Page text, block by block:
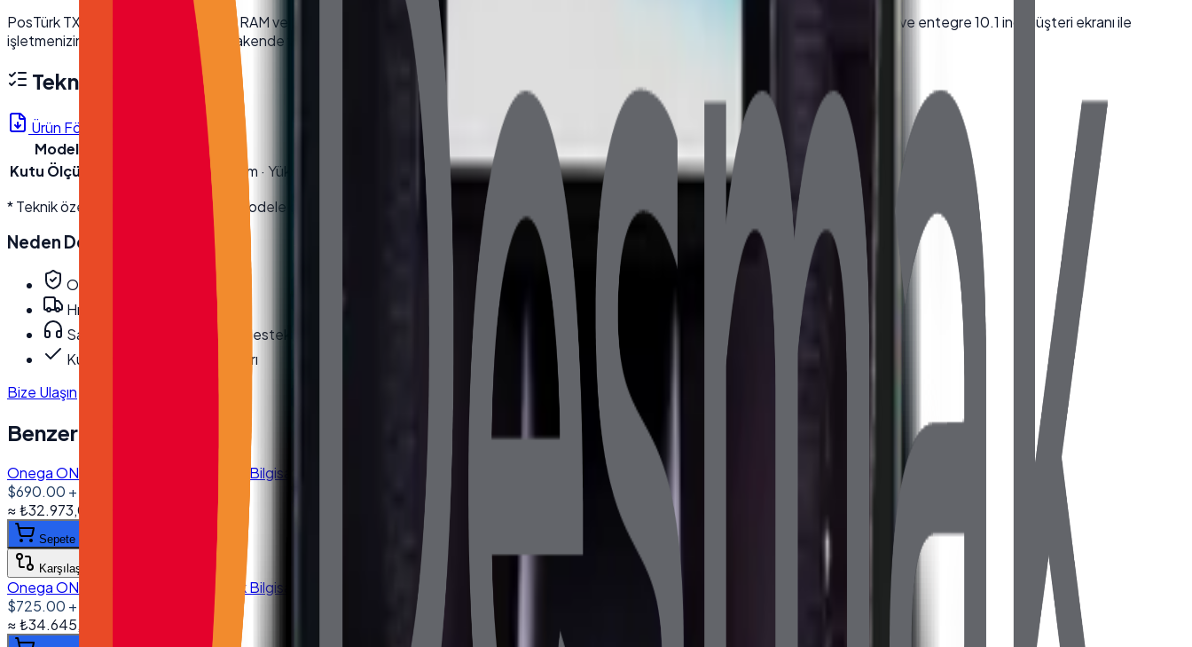
PosTürk TX-1850M, i7 işlemci, 16GB RAM ve 256GB SSD ile hızlı ve verimli bir dokunmatik POS bilgisayardır. 18.5 inç FHD dokunmatik ekranı ve entegre 10.1 inç müşteri ekranı ile
işletmenizin ihtiyaçlarını karşılar. Perakende ve restoranlar için ideal bir çözüm sunar.
Teknik Özellikler
Ürün Föyü (PDF)
Model
Kutu Ölçüleri
En 22.5 cm · Boy 62 cm · Yükseklik 46 cm · Brüt Ağırlık 7.8 kg
* Teknik özellikler üretici kaynaklıdır; modele göre değişebilir. Detaylı bilgi için bize ulaşın.
Neden Desmak
Orijinal, garantili ürün
Hızlı ve güvenli kargo
Satış öncesi/sonrası teknik destek
Kurumsal fatura · bayi fiyatları
Bize Ulaşın
Benzer Ürünler
Onega ONG-1560 15.6'' Dokunmatik Bilgisayar I5 4200U 8GB 256GB SSD 10.1" Müşteri Ekranlı
$690.00 + KDV
≈₺32.973,03
Sepete ekle
Karşılaştır
Onega ONG-1560 15.6'' Dokunmatik Bilgisayar I5 6200U 8GB DDR4 128GB SSD
$725.00 + KDV
≈₺34.645,58